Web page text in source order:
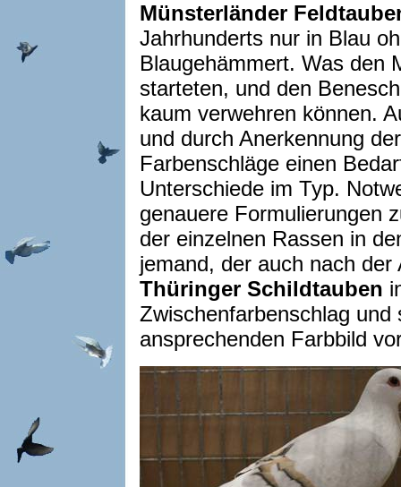
Münsterländer
Jahrhunderts nur in Blau
Blaugehämmert. Was den
starteten, und den
kaum verwehren können.
und durch Anerkennung
Farbenschläge einen
Unterschiede im Typ.
genauere Formulierungen
der einzelnen Rassen in
jemand, der auch nach
Thüringer Schildtauben
Zwischenfarbenschlag und
ansprechenden Farbbild